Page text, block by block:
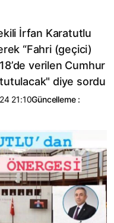
İrfan Karatutlu
“Fahri (geçici)
verilen Cumhur
diye sordu
21:10Güncelleme :